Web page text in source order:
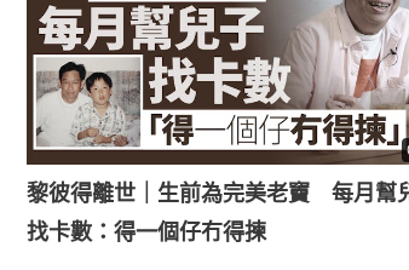
黎彼得離世｜生前為完美老竇 每月幫
找卡數：得一個仔冇得揀